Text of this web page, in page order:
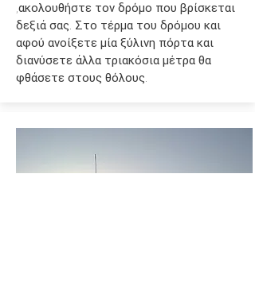
,ακολουθήστε τον δρόμο που βρίσκεται
δεξιά σας. Στο τέρμα του δρόμου και
αφού ανοίξετε μία ξύλινη πόρτα και
διανύσετε άλλα τριακόσια μέτρα θα
φθάσετε στους θόλους.